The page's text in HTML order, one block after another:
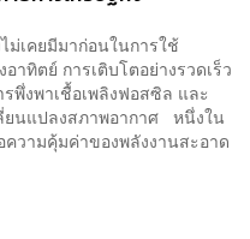
ม่เคยมีมาก่อนในการใช้
าทิตย์ การเติบโตอย่างรวดเร็ว
พึ่งพาเชื้อเพลิงฟอสซิล และ
ยนแปลงสภาพอากาศ หนึ่งใน
วามคุ้มค่าของพลังงานสะอาด